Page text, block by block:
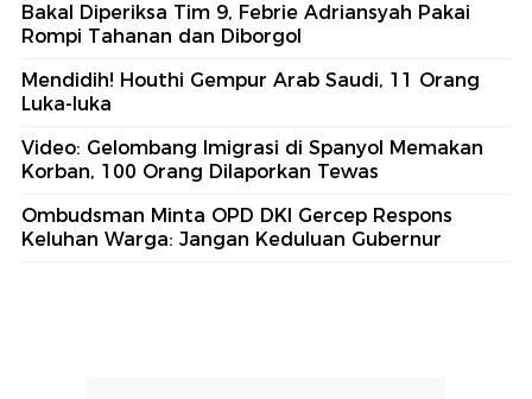
Bakal Diperiksa Tim 9, Febrie Adriansyah Pakai
Rompi Tahanan dan Diborgol
Mendidih! Houthi Gempur Arab Saudi, 11 Orang
Luka-luka
Video: Gelombang Imigrasi di Spanyol Memakan
Korban, 100 Orang Dilaporkan Tewas
Ombudsman Minta OPD DKI Gercep Respons
Keluhan Warga: Jangan Keduluan Gubernur